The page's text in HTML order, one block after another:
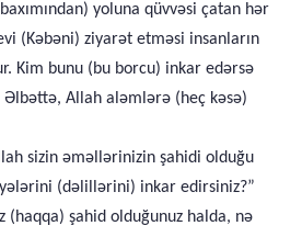
yoluna qüvvəsi çatan hər
(Kəbəni) ziyarət etməsi insanların
Kim bunu (bu borcu) inkar edərsə
Allah aləmlərə (heç kəsə)
sizin əməllərinizin şahidi olduğu
(dəlillərini) inkar edirsiniz?”
(haqqa) şahid olduğunuz halda, nə